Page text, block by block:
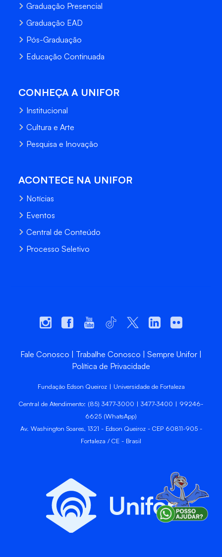
Graduação Presencial
Graduação EAD
Pós-Graduação
Educação Continuada
CONHEÇA A UNIFOR
Institucional
Cultura e Arte
Pesquisa e Inovação
ACONTECE NA UNIFOR
Notícias
Eventos
Central de Conteúdo
Processo Seletivo
Fale Conosco Trabalhe Conosco
Sempre Unifor
Política de Privacidade
Fundação Edson Queiroz | Universidade de Fortaleza
Central de Atendimento: (85) 3477-3000 | 3477-3400 | 99246-
6625 (WhatsApp)
Av. Washington Soares, 1321 - Edson Queiroz - CEP 60811-905 -
Fortaleza / CE - Brasil